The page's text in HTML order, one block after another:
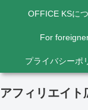
OFFICE KSに
For
プライバシーポ
アフィリエイ